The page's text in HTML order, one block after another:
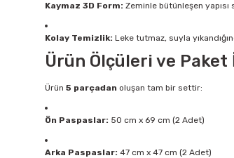
Kaymaz 3D Form: Zeminle bütünleşen
Kolay Temizlik: Leke tutmaz, suyla
Ürün Ölçüleri ve Paket
Ürün 5 parçadan oluşan tam bir settir:
Ön Paspaslar: 50 cm x 69 cm (2 Adet)
Arka Paspaslar: 47 cm x 47 cm (2 Adet)